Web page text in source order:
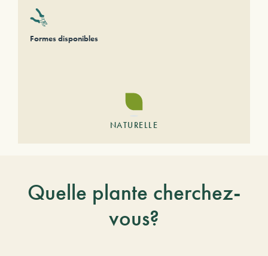
Formes disponibles
NATURELLE
Quelle plante cherchez-
vous?